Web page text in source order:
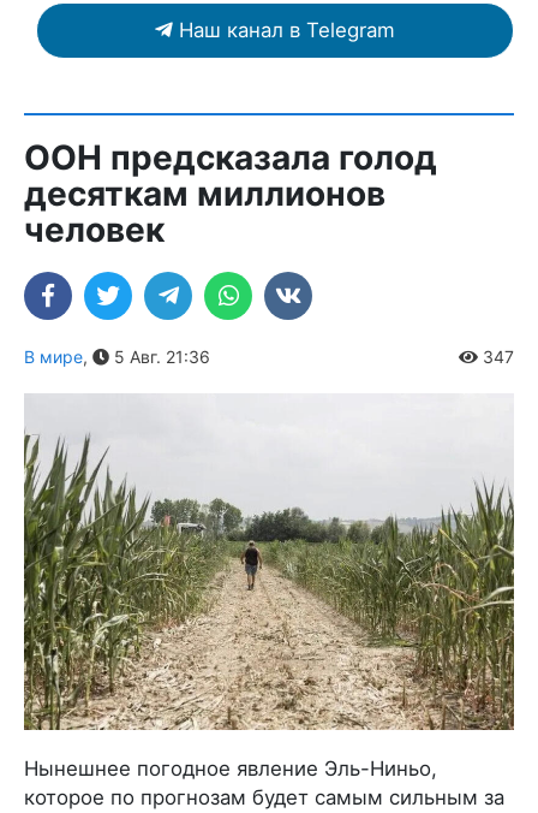
Наш канал в Telegram
ООН предсказала голод
десяткам миллионов
человек
В мире, 5 Авг. 21:36 347
Нынешнее погодное явление Эль-Ниньо,
которое по прогнозам будет самым сильным за